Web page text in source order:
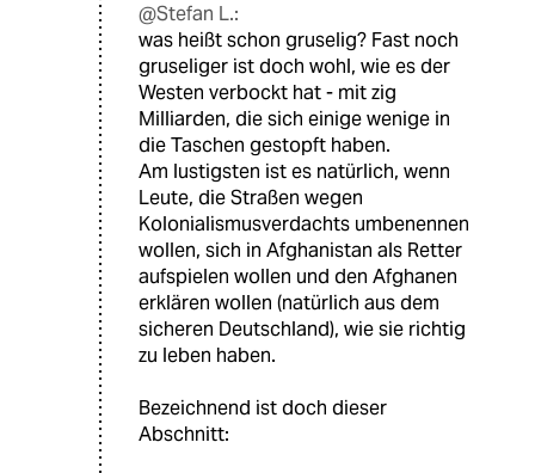
@Stefan L.:
was heißt schon gruselig? Fast noch
gruseliger ist doch wohl, wie es der
Westen verbockt hat - mit zig
Milliarden, die sich einige wenige in
die Taschen gestopft haben.
Am lustigsten ist es natürlich, wenn
Leute, die Straßen wegen
Kolonialismusverdachts umbenennen
wollen, sich in Afghanistan als Retter
aufspielen wollen und den Afghanen
erklären wollen (natürlich aus dem
sicheren Deutschland), wie sie richtig
zu leben haben.
Bezeichnend ist doch dieser
Abschnitt: